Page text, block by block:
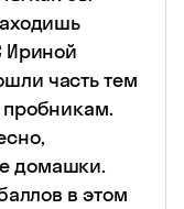
Ириной
часть тем
домашки.
в этом